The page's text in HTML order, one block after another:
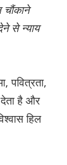
से न्याय
पवित्रता,
देता है और
हिल